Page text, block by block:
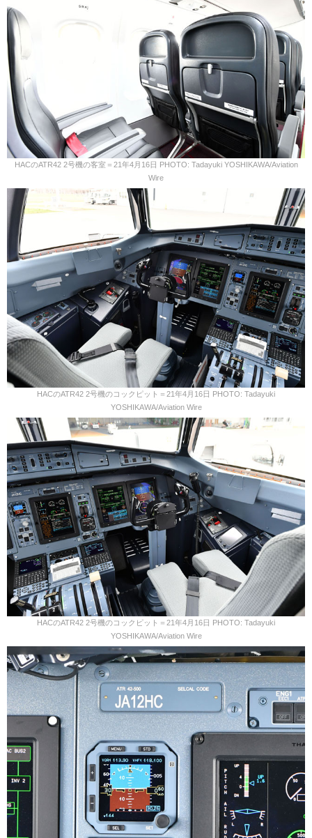
HACのATR42 2号機の客室＝21年4月16日 PHOTO: Tadayuki YOSHIKAWA/Aviation
Wire
HACのATR42 2号機のコックピット＝21年4月16日 PHOTO: Tadayuki
YOSHIKAWA/Aviation Wire
HACのATR42 2号機のコックピット＝21年4月16日 PHOTO: Tadayuki
YOSHIKAWA/Aviation Wire